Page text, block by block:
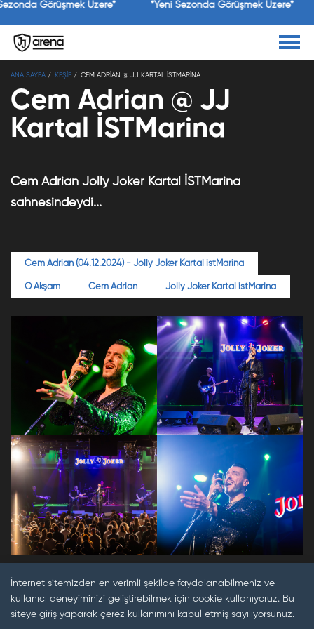
İnternet sitemizden en verimli şekilde faydalanabilmeniz ve
kullanıcı deneyiminizi geliştirebilmek için cookie kullanıyoruz. Bu
siteye giriş yaparak çerez kullanımını kabul etmiş sayılıyorsunuz.
Görüşmek Üzere* *Yeni Sezonda Görüşmek Üzere*
ANA SAYFA KEŞİF CEM ADRIAN @ JJ KARTAL İSTMARINA
Cem Adrian @ JJ
Kartal İSTMarina
Cem Adrian Jolly Joker Kartal İSTMarina
sahnesindeydi...
Cem Adrian (04.12.2024) - Jolly Joker Kartal istMarina
O Akşam Cem Adrian Jolly Joker Kartal istMarina
Jolly Joker
Jolly Joker
Ücretsiz - Google Play